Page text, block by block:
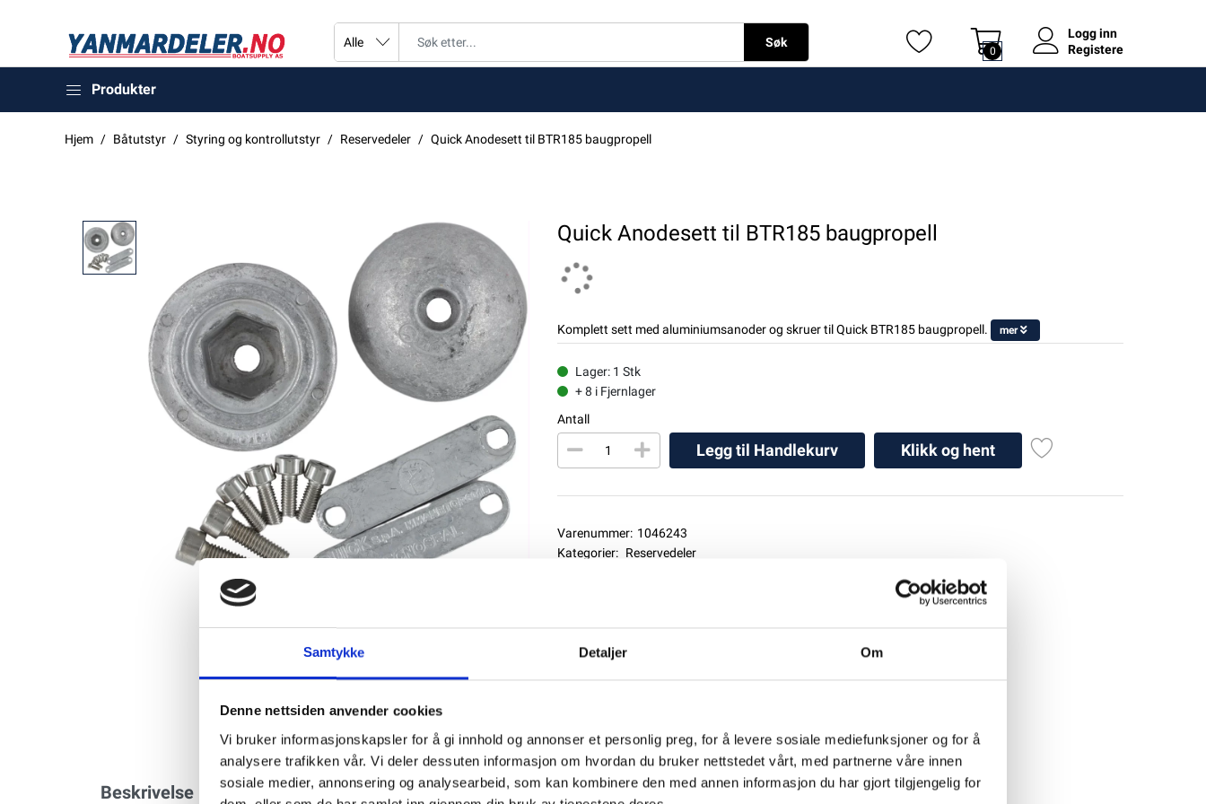
Samtykke Detaljer Om
Denne nettsiden anvender cookies
Vi bruker informasjonskapsler for å gi innhold og annonser et personlig preg, for å levere sosiale mediefunksjoner og for å
analysere trafikken vår. Vi deler dessuten informasjon om hvordan du bruker nettstedet vårt, med partnerne våre innen
sosiale medier, annonsering og analysearbeid, som kan kombinere den med annen informasjon du har gjort tilgjengelig for
Søk
0
Logg inn
Registere
Produkter
Hjem Båtutstyr Styring og kontrollutstyr Reservedeler Quick Anodesett til BTR185 baugpropell
Quick Anodesett til BTR185 baugpropell
Komplett sett med aluminiumsanoder og skruer til Quick BTR185 baugpropell. mer
Lager: 1 Stk
+ 8 i Fjernlager
Antall
Legg til Handlekurv Klikk og hent
Varenummer: 1046243
Kategorier: Reservedeler
Beskrivelse